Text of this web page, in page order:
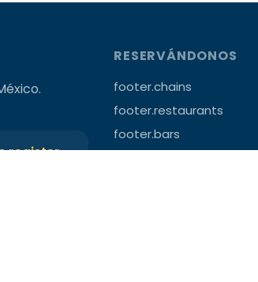
→
RESERVÁNDONOS
footer.chains
footer.restaurants
footer.bars